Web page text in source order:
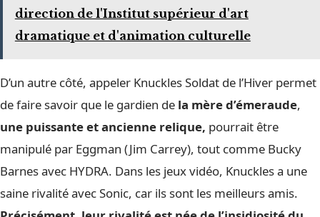
direction de l'Institut supérieur d'art
dramatique et d'animation culturelle
D’un autre côté, appeler Knuckles Soldat de l’Hiver permet
de faire savoir que le gardien de la mère d’émeraude,
une puissante et ancienne relique, pourrait être
manipulé par Eggman (Jim Carrey), tout comme Bucky
Barnes avec HYDRA. Dans les jeux vidéo, Knuckles a une
saine rivalité avec Sonic, car ils sont les meilleurs amis.